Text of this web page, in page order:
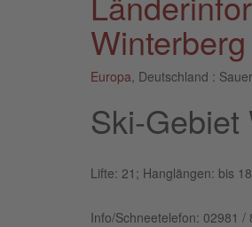
Winterberg
Europa , Deutschland :
Ski-Gebiet
Lifte: 21; Hanglängen: bis
Info/Schneetelefon: 02981